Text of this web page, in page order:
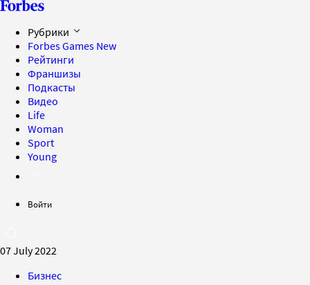
Рубрики
Forbes Games New
Рейтинги
Франшизы
Подкасты
Видео
Life
Woman
Sport
Young
Войти
07 July 2022
Бизнес